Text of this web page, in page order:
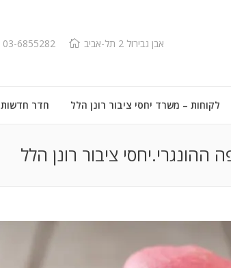
אבן גבירול 2 תל-אביב 03-6855282
לקוחות – משרד יחסי ציבור רונן הלל חדר חדשות
ציבור רונן הלל